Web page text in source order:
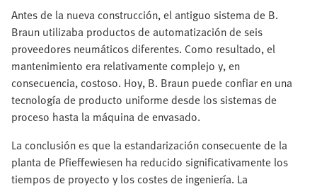
Antes de la nueva construcción, el antiguo sistema de B.
Braun utilizaba productos de automatización de seis
proveedores neumáticos diferentes. Como resultado, el
mantenimiento era relativamente complejo y, en
consecuencia, costoso. Hoy, B. Braun puede confiar en una
tecnología de producto uniforme desde los sistemas de
proceso hasta la máquina de envasado.
La conclusión es que la estandarización consecuente de la
planta de Pfieffewiesen ha reducido significativamente los
tiempos de proyecto y los costes de ingeniería. La